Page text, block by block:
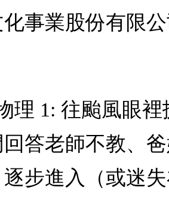
事業股份有限公
理 1: 往颱風眼
答老師不教、
步進入（或迷失